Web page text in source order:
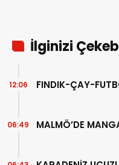
İlginizi
FINDIK-ÇAY-
12:06
MALMÖ’DE
06:49